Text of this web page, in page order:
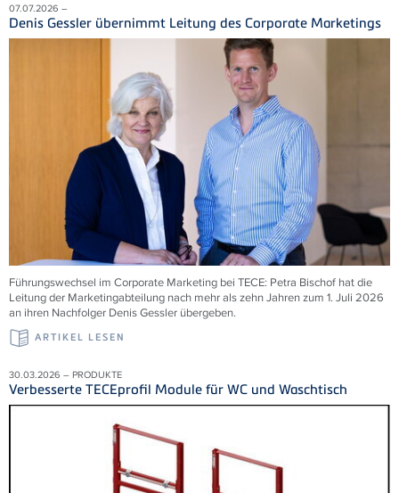
07.07.2026 –
Denis Gessler übernimmt Leitung des Corporate Marketings
Führungswechsel im Corporate Marketing bei TECE: Petra Bischof hat die
Leitung der Marketingabteilung nach mehr als zehn Jahren zum 1. Juli 2026
an ihren Nachfolger Denis Gessler übergeben.
ARTIKEL LESEN
30.03.2026 – PRODUKTE
Verbesserte TECEprofil Module für WC und Waschtisch